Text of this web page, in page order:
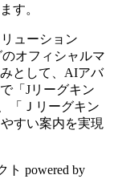
す。
ューション
のオフィシャルマ
として、AIアバ
「Jリーグキン
「Ｊリーグキン
すい案内を実現
powered by